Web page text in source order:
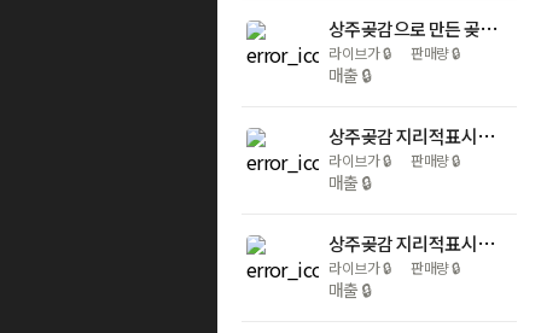
상주곶감으로 만든 곶감약과 30gx10개(1박스) 3개 아이들 부모님 어르신 간식 선물세트
라이브가🔒 판매량🔒
매출 🔒
상주곶감 지리적표시제 곶감만 사용한 감말랭이 1.5kg 3팩 부모님 어르신 간식
라이브가🔒 판매량🔒
매출 🔒
상주곶감 지리적표시제 곶감만 사용한 선물세트 혼합 4구 건시 20EA / 반건시 20EA
라이브가🔒 판매량🔒
매출 🔒